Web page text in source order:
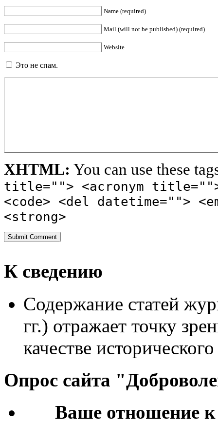
Name (required)
Mail (will not be published) (required)
Website
Это не спам.
XHTML: You can use these
title=""> <acronym
<code> <del datetime="">
<strong>
К сведению
Содержание статей
гг.) отражает точку
качестве
Опрос сайта
Ваше отношение